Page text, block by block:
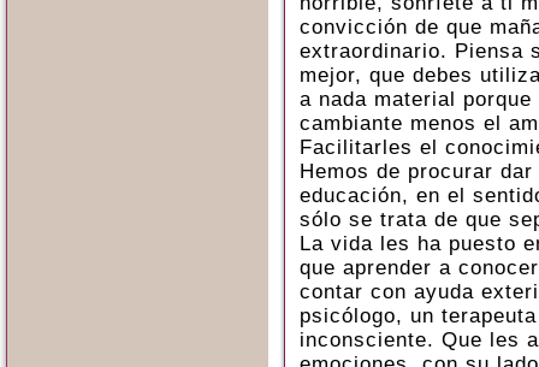
convicción de que
extraordinario. Piensa
mejor, que debes
a nada material
cambiante menos el
Facilitarles el
Hemos de procurar
educación, en el
sólo se trata de que
La vida les ha puesto
que aprender a
contar con ayuda
psicólogo, un
inconsciente. Que les